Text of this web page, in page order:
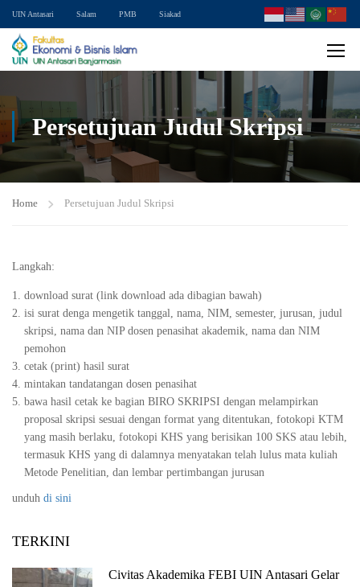
UIN Antasari Salam PMB Siakad
Persetujuan Judul Skripsi
Home Persetujuan Judul Skripsi
Langkah:
download surat (link download ada dibagian bawah)
isi surat denga mengetik tanggal, nama, NIM, semester, jurusan, judul
skripsi, nama dan NIP dosen penasihat akademik, nama dan NIM
pemohon
cetak (print) hasil surat
mintakan tandatangan dosen penasihat
bawa hasil cetak ke bagian BIRO SKRIPSI dengan melampirkan
proposal skripsi sesuai dengan format yang ditentukan, fotokopi KTM
yang masih berlaku, fotokopi KHS yang berisikan 100 SKS atau lebih,
termasuk KHS yang di dalamnya menyatakan telah lulus mata kuliah
Metode Penelitian, dan lembar pertimbangan jurusan
unduh di sini
TERKINI
Civitas Akademika FEBI UIN Antasari Gelar